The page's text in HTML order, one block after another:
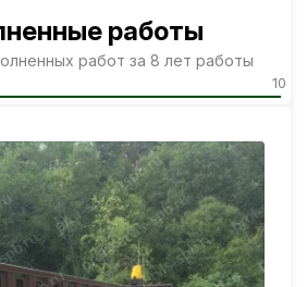
работы
работ за 8 лет работы
10